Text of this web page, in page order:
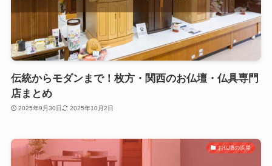
伝統からモダンまで！枚方・関西のお仏壇・仏具専門
店まとめ
2025年9月30日 2025年10月2日
お仏壇の浜屋